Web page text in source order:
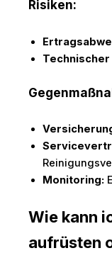
Risiken:
Monitoring:
Wie kann
aufrüsten